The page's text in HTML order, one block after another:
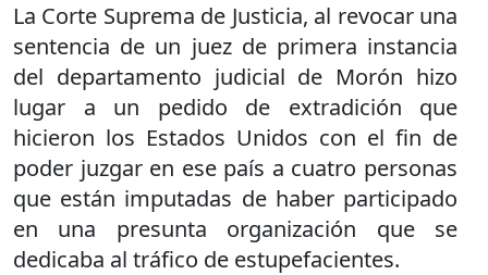
La Corte Suprema de Justicia, al revocar una
sentencia de un juez de primera instancia
del departamento judicial de Morón hizo
lugar a un pedido de extradición que
hicieron los Estados Unidos con el fin de
poder juzgar en ese país a cuatro personas
que están imputadas de haber participado
en una presunta organización que se
dedicaba al tráfico de estupefacientes.